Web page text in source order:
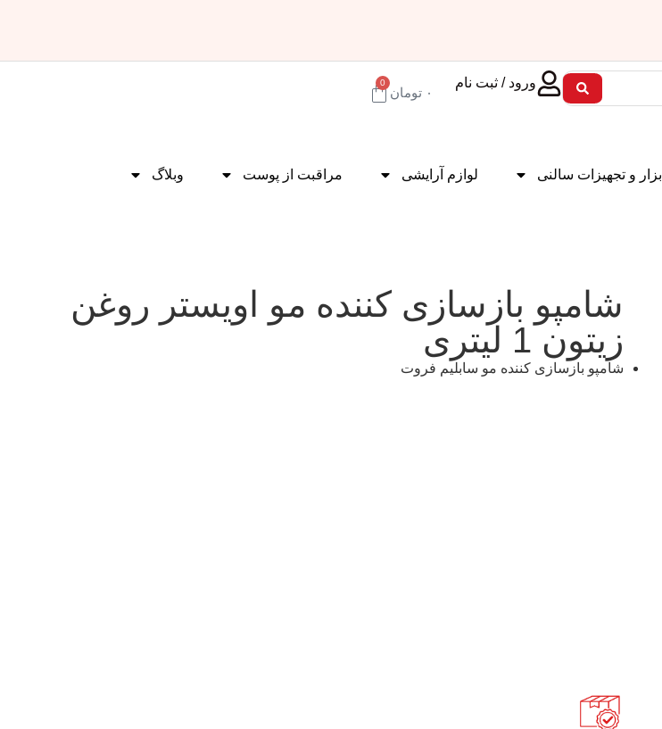
ورود / ثبت نام
۰ تومان
0
ابزار و تجهیزات سالنی لوازم آرایشی مراقبت از پوست وبلاگ
شامپو بازسازی کننده مو اویستر روغن
زیتون 1 لیتری
شامپو بازسازی کننده مو سابلیم فروت